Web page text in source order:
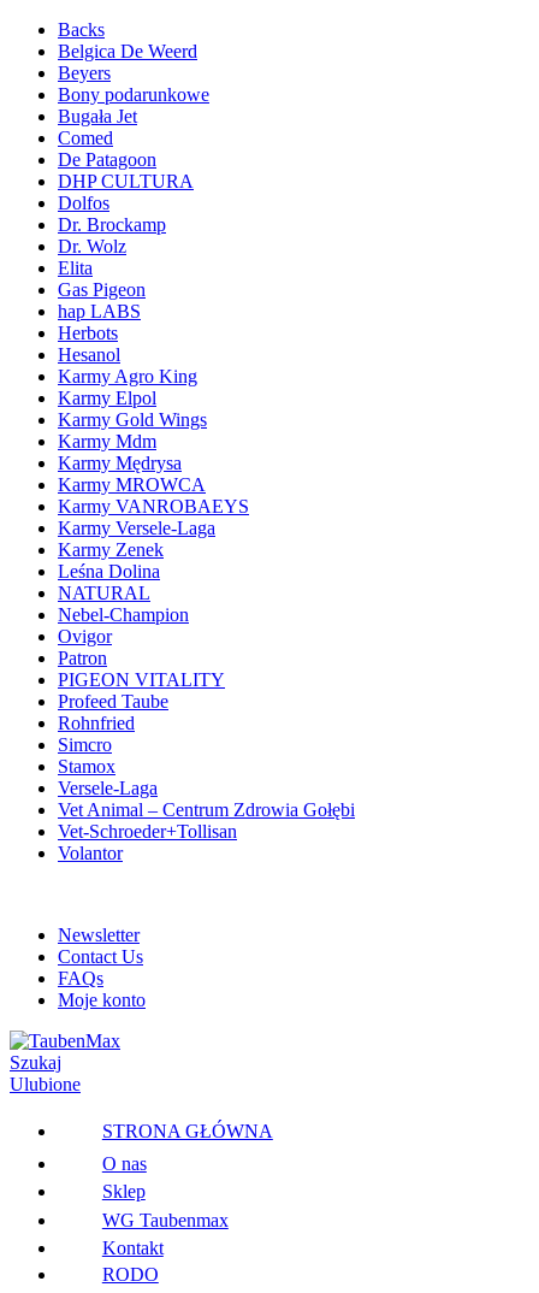
Backs
Belgica De Weerd
Beyers
Bony podarunkowe
Bugała Jet
Comed
De Patagoon
DHP CULTURA
Dolfos
Dr. Brockamp
Dr. Wolz
Elita
Gas Pigeon
hap LABS
Herbots
Hesanol
Karmy Agro King
Karmy Elpol
Karmy Gold Wings
Karmy Mdm
Karmy Mędrysa
Karmy MROWCA
Karmy VANROBAEYS
Karmy Versele-Laga
Karmy Zenek
Leśna Dolina
NATURAL
Nebel-Champion
Ovigor
Patron
PIGEON VITALITY
Profeed Taube
Rohnfried
Simcro
Stamox
Versele-Laga
Vet Animal – Centrum Zdrowia Gołębi
Vet-Schroeder+Tollisan
Volantor
Newsletter
Contact Us
FAQs
Moje konto
Szukaj
Ulubione
STRONA GŁÓWNA
O nas
Sklep
WG Taubenmax
Kontakt
RODO